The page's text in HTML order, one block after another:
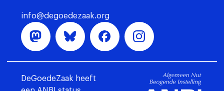
info@degoedezaak.org
DeGoedeZaak heeft